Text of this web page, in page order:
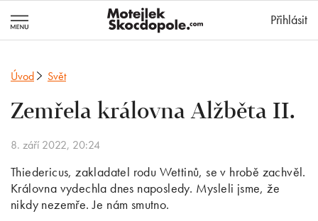
Přihlásit
Úvod Svět
Zemřela královna Alžběta II.
8. září 2022, 20:24
Thiedericus, zakladatel rodu Wettinů, se v hrobě zachvěl.
Královna vydechla dnes naposledy. Mysleli jsme, že
nikdy nezemře. Je nám smutno.